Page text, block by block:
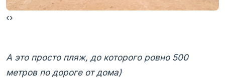
‹›
А это просто пляж, до которого ровно 500
метров по дороге от дома)